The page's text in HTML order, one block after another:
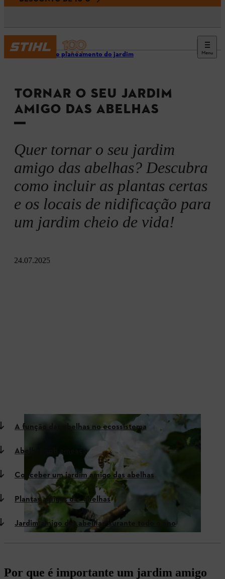
Menu
Design e planeamento do jardim
TORNAR O SEU JARDIM
AMIGO DAS ABELHAS
Quer tornar o seu jardim
amigo das abelhas? Descubra
como incluir as plantas certas
e os locais de nidificação para
um jardim cheio de vida!
24.07.2025
A função das abelhas no ecossistema
Abelhas sob ameaça
Conceber um jardim amigo das abelhas
Plantas amigas das abelhas
Jardim amigo das abelhas durante todo o ano
Por que é importante um jardim amigo